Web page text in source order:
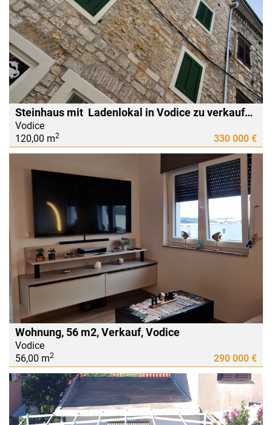
Steinhaus mit Ladenlokal in Vodice zu verkaufen!
Vodice
120,00 m2 330 000 €
Wohnung, 56 m2, Verkauf, Vodice
Vodice
56,00 m2 290 000 €